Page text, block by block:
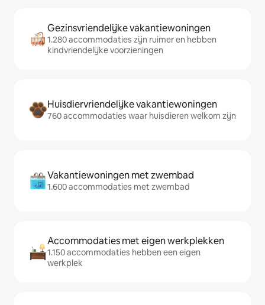
Gezinsvriendelijke vakantiewoningen
1.280 accommodaties zijn ruimer en hebben
kindvriendelijke voorzieningen
Huisdiervriendelijke vakantiewoningen
760 accommodaties waar huisdieren welkom zijn
Vakantiewoningen met zwembad
1.600 accommodaties met zwembad
Accommodaties met eigen werkplekken
1.150 accommodaties hebben een eigen
werkplek